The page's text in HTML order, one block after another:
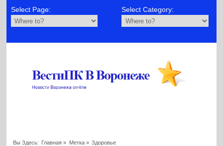
Select Page: Select Category:
Вы Здесь: Главная » Метка » Здоровье